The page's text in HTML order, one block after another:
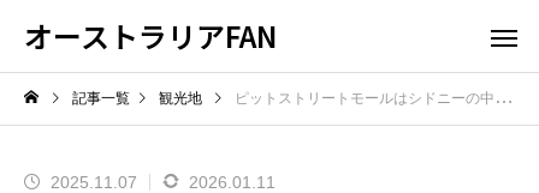
オーストラリアFAN
記事一覧 観光地 ピットストリートモールはシドニーの中心！買い物の見どころと行き方
2025.11.07 2026.01.11